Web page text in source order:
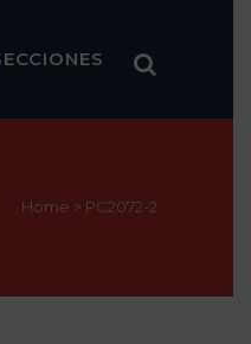
Home > PC2072-2